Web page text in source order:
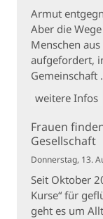
Armut
Aber die
Menschen
aufgefordert,
Gemeinschaft
weitere Infos
Frauen
Gesellschaft
Donnerstag, 13.
Seit Oktober
Kurse“ für
geht es um